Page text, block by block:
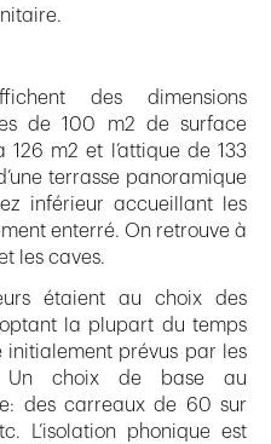
des dimensions
de 100 m2 de surface
m2 et l’attique de 133
terrasse panoramique
inférieur accueillant les
enterré. On retrouve à
les caves.
étaient au choix des
la plupart du temps
prévus par les
Un choix de base au
des carreaux de 60 sur
L’isolation phonique est